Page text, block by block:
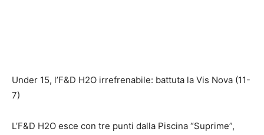
Under 15, l’F&D H2O irrefrenabile: battuta la Vis Nova (11-
7)
L’F&D H2O esce con tre punti dalla Piscina “Suprime”,